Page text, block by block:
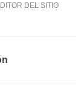
DEL SITIO